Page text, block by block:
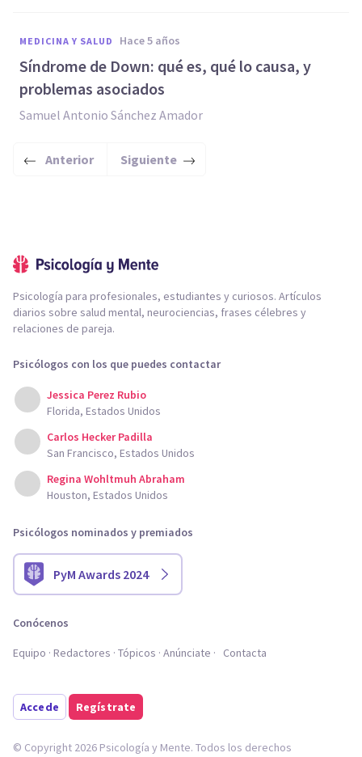
MEDICINA Y SALUD hace 5 años
Síndrome de Down: qué es, qué lo causa, y
problemas asociados
Samuel Antonio Sánchez Amador
Anterior Siguiente
Psicología para profesionales, estudiantes y curiosos. Artículos
diarios sobre salud mental, neurociencias, frases célebres y
relaciones de pareja.
Psicólogos con los que puedes contactar
Jessica Perez Rubio
Florida, Estados Unidos
Carlos Hecker Padilla
San Francisco, Estados Unidos
Regina Wohltmuh Abraham
Houston, Estados Unidos
Psicólogos nominados y premiados
PyM Awards 2024
Conócenos
Equipo Redactores Tópicos Anúnciate Contacta
Accede Regístrate
© Copyright 2026 Psicología y Mente. Todos los derechos